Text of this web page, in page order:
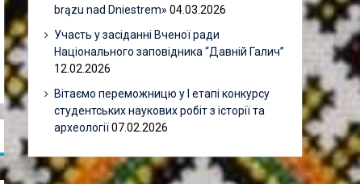
brązu nad Dniestrem» 04.03.2026
Участь у засіданні Вченої ради
Національного заповідника “Давній Галич”
12.02.2026
Вітаємо переможницю у І етапі конкурсу
студентських наукових робіт з історії та
археології07.02.2026